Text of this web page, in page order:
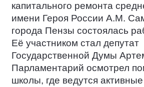
капитального ремонта
имени Героя России А.М.
города Пензы состоялась
Её участником стал депутат
Государственной Думы
Парламентарий осмотрел
школы, где ведутся